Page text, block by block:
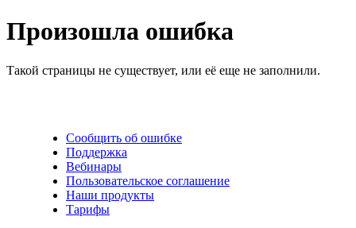
Произошла ошибка
Такой страницы не существует, или её еще не заполнили.
Сообщить об ошибке
Поддержка
Вебинары
Пользовательское соглашение
Наши продукты
Тарифы